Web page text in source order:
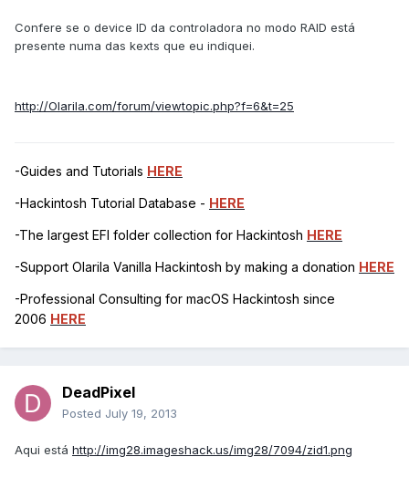
Confere se o device ID da controladora no modo RAID está
presente numa das kexts que eu indiquei.
http://Olarila.com/forum/viewtopic.php?f=6&t=25
-Guides and Tutorials HERE
-Hackintosh Tutorial Database - HERE
-The largest EFI folder collection for Hackintosh HERE
-Support Olarila Vanilla Hackintosh by making a donation HERE
-Professional Consulting for macOS Hackintosh since
2006 HERE
DeadPixel
Posted July 19, 2013
Aqui está http://img28.imageshack.us/img28/7094/zid1.png